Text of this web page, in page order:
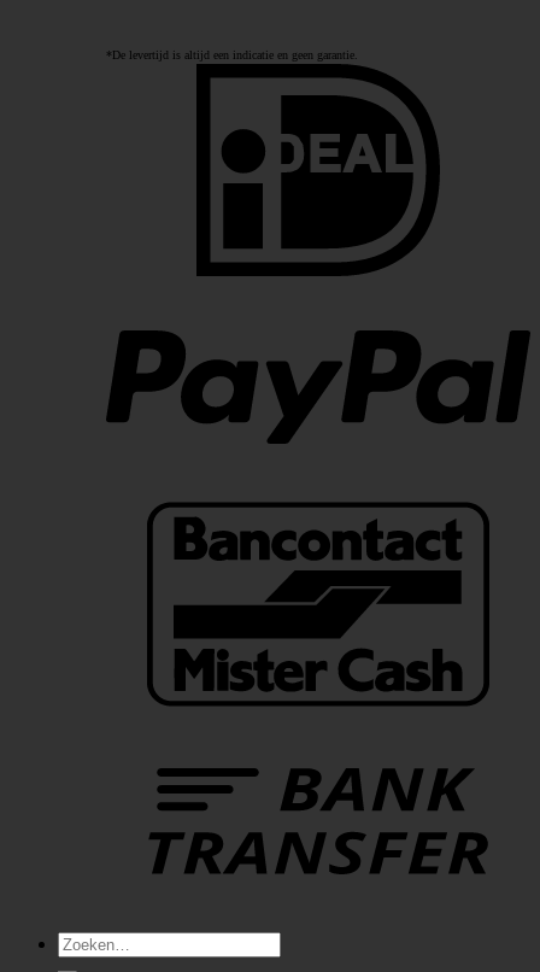
*De levertijd is altijd een indicatie en geen garantie.
Zoeken
naar: